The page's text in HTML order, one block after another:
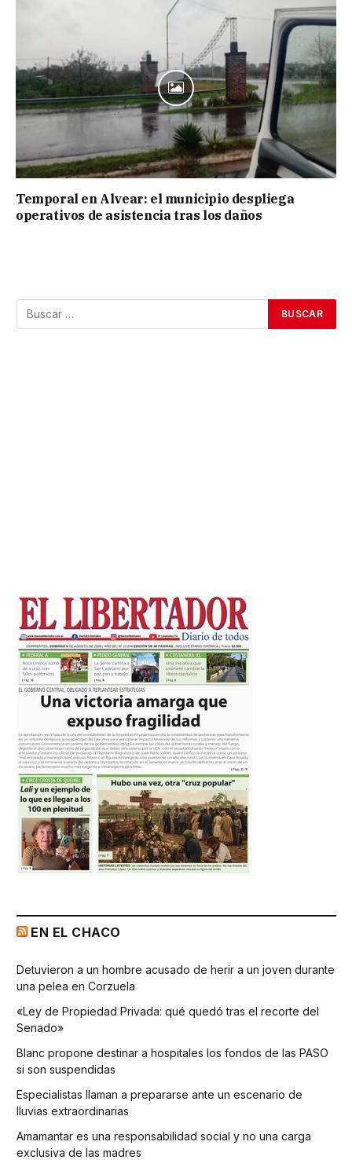
Temporal en Alvear: el municipio despliega
operativos de asistencia tras los daños
EN EL CHACO
Detuvieron a un hombre acusado de herir a un joven durante
una pelea en Corzuela
«Ley de Propiedad Privada: qué quedó tras el recorte del
Senado»
Blanc propone destinar a hospitales los fondos de las PASO
si son suspendidas
Especialistas llaman a prepararse ante un escenario de
lluvias extraordinarias
Amamantar es una responsabilidad social y no una carga
exclusiva de las madres